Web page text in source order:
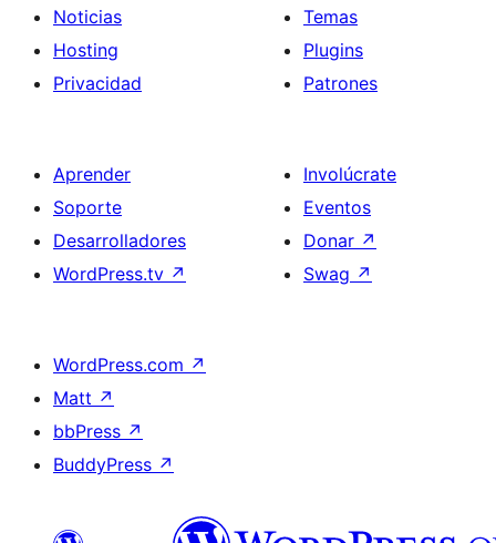
Noticias
Hosting
Privacidad
Temas
Plugins
Patrones
Aprender
Soporte
Desarrolladores
WordPress.tv ↗
Involúcrate
Eventos
Donar ↗
Swag ↗
WordPress.com ↗
Matt ↗
bbPress ↗
BuddyPress ↗